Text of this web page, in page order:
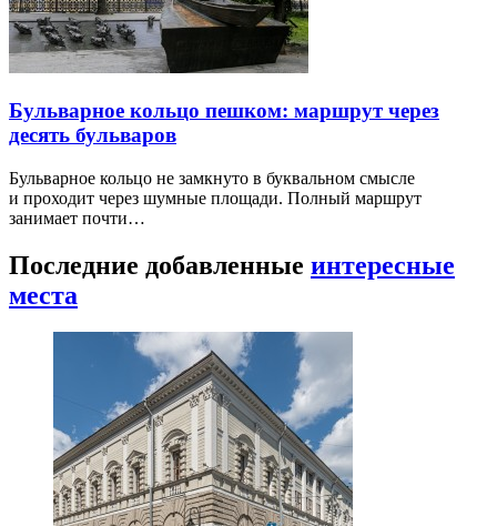
Бульварное кольцо пешком: маршрут через
десять бульваров
Бульварное кольцо не замкнуто в буквальном смысле
и проходит через шумные площади. Полный маршрут
занимает почти…
Последние добавленные интересные
места